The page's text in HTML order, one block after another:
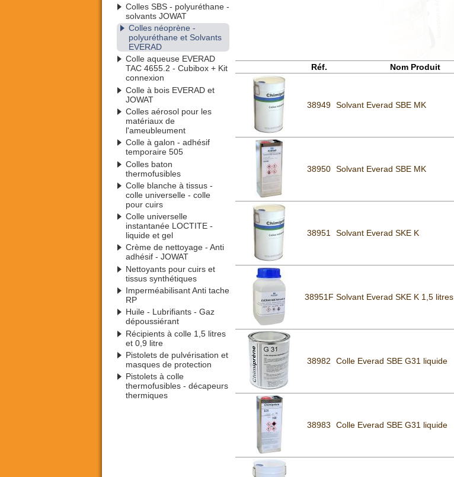
Colles SBS - polyuréthane -
solvants JOWAT
Colles néoprène -
polyuréthane et Solvants
EVERAD
Colle aqueuse EVERAD
TAC 4655.2 - Cubibox + Kit
connexion
Colle à bois EVERAD et
JOWAT
Colles aérosol pour les
matériaux de
l'ameubleument
Colle à galon - adhésif
temporaire 505
Colles baton
thermofusibles
Colle blanche à tissus -
colle universelle - colle
pour cuirs
Colle universelle
instantanée LOCTITE -
liquide et gel
Crème de nettoyage - Anti
adhésif - JOWAT
Nettoyants pour cuirs et
tissus synthétiques
Imperméabilisant Anti tache
RP
Huile - Lubrifiants - Gaz
dépoussiérant
Récipients à colle 1,5 litres
et 0,9 litre
Pistolets de pulvérisation et
masques de protection
Pistolets à colle
thermofusibles - décapeurs
thermiques
Réf. Nom Produit
38949 Solvant Everad SBE MK
38950 Solvant Everad SBE MK
38951 Solvant Everad SKE K
38951F Solvant Everad SKE K 1,5 litres
38982 Colle Everad SBE G31 liquide
38983 Colle Everad SBE G31 liquide